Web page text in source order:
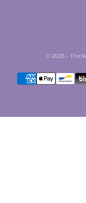
© 2026 - The